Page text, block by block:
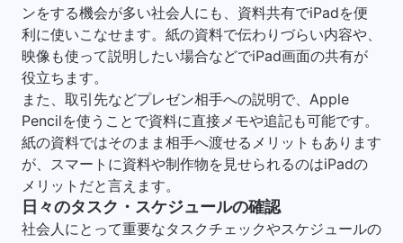
ンをする機会が多い社会人にも、資料共有でiPadを便
利に使いこなせます。紙の資料で伝わりづらい内容や、
映像も使って説明したい場合などでiPad画面の共有が
役立ちます。
また、取引先などプレゼン相手への説明で、Apple
Pencilを使うことで資料に直接メモや追記も可能です。
紙の資料ではそのまま相手へ渡せるメリットもあります
が、スマートに資料や制作物を見せられるのはiPadの
メリットだと言えます。
日々のタスク・スケジュールの確認
社会人にとって重要なタスクチェックやスケジュールの